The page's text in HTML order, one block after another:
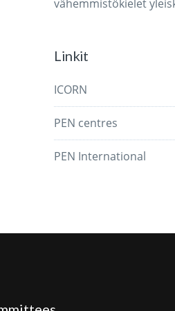
vähemmistökielet
Linkit
ICORN
PEN centres
PEN International